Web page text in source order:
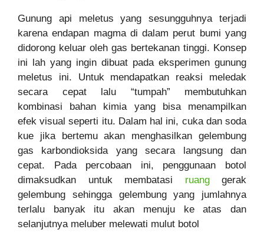
Gunung api meletus yang sesungguhnya terjadi
karena endapan magma di dalam perut bumi yang
didorong keluar oleh gas bertekanan tinggi. Konsep
ini lah yang ingin dibuat pada eksperimen gunung
meletus ini. Untuk mendapatkan reaksi meledak
secara cepat lalu “tumpah” membutuhkan
kombinasi bahan kimia yang bisa menampilkan
efek visual seperti itu. Dalam hal ini, cuka dan soda
kue jika bertemu akan menghasilkan gelembung
gas karbondioksida yang secara langsung dan
cepat. Pada percobaan ini, penggunaan botol
dimaksudkan untuk membatasi ruanggerak
gelembung sehingga gelembung yang jumlahnya
terlalu banyak itu akan menuju ke atas dan
selanjutnya meluber melewati mulut botol